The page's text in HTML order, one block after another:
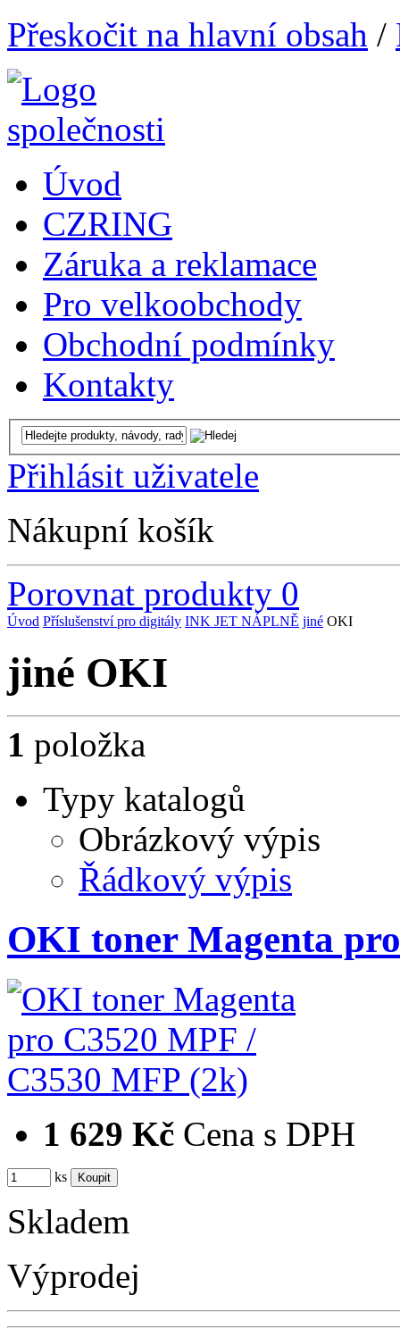
Přeskočit na hlavní obsah /
Úvod
CZRING
Záruka a reklamace
Pro velkoobchody
Obchodní podmínky
Kontakty
Přihlásit uživatele
Nákupní košík
Porovnat produkty 0
Úvod Příslušenství pro digitály INK JET NÁPLNĚ jiné OKI
jiné OKI
1 položka
Typy katalogů
Obrázkový výpis
Řádkový výpis
OKI toner Magenta
1 629 Kč Cena s DPH
ks
Skladem
Výprodej